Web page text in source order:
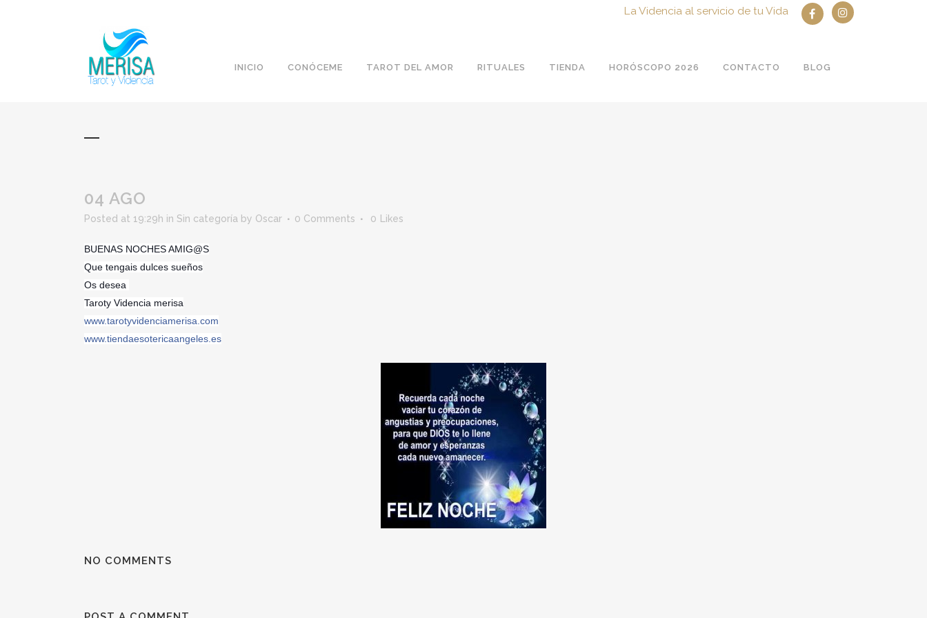
La Videncia al servicio de tu Vida
INICIO CONÓCEME TAROT DEL AMOR RITUALES TIENDA HORÓSCOPO 2026 CONTACTO BLOG
04 AGO
Posted at 19:29h in Sin categoría by Oscar 0 Comments 0 Likes
BUENAS NOCHES AMIG@S
Que tengais dulces sueños
Os desea
Taroty Videncia merisa
www.tarotyvidenciamerisa.com
www.tiendaesotericaangeles.es
NO COMMENTS